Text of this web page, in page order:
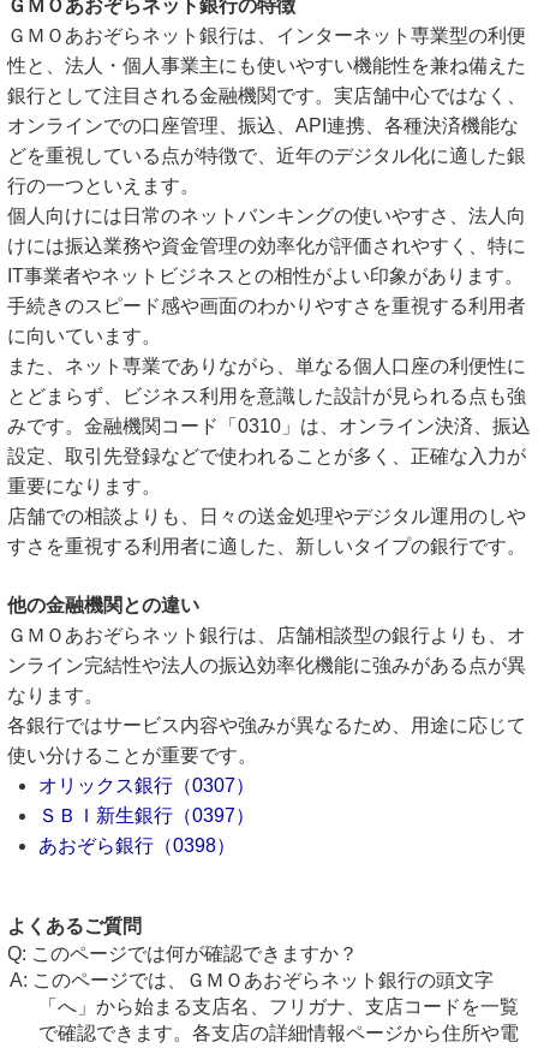
ＧＭＯあおぞらネット銀行の特徴
ＧＭＯあおぞらネット銀行は、インターネット専業型の利便
性と、法人・個人事業主にも使いやすい機能性を兼ね備えた
銀行として注目される金融機関です。実店舗中心ではなく、
オンラインでの口座管理、振込、API連携、各種決済機能な
どを重視している点が特徴で、近年のデジタル化に適した銀
行の一つといえます。
個人向けには日常のネットバンキングの使いやすさ、法人向
けには振込業務や資金管理の効率化が評価されやすく、特に
IT事業者やネットビジネスとの相性がよい印象があります。
手続きのスピード感や画面のわかりやすさを重視する利用者
に向いています。
また、ネット専業でありながら、単なる個人口座の利便性に
とどまらず、ビジネス利用を意識した設計が見られる点も強
みです。金融機関コード「0310」は、オンライン決済、振込
設定、取引先登録などで使われることが多く、正確な入力が
重要になります。
店舗での相談よりも、日々の送金処理やデジタル運用のしや
すさを重視する利用者に適した、新しいタイプの銀行です。
他の金融機関との違い
ＧＭＯあおぞらネット銀行は、店舗相談型の銀行よりも、オ
ンライン完結性や法人の振込効率化機能に強みがある点が異
なります。
各銀行ではサービス内容や強みが異なるため、用途に応じて
使い分けることが重要です。
オリックス銀行（0307）
ＳＢＩ新生銀行（0397）
あおぞら銀行（0398）
よくあるご質問
このページでは何が確認できますか？
このページでは、ＧＭＯあおぞらネット銀行の頭文字
「へ」から始まる支店名、フリガナ、支店コードを一覧
で確認できます。各支店の詳細情報ページから住所や電